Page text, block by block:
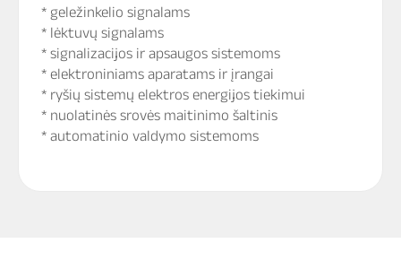
* geležinkelio signalams
* lėktuvų signalams
* signalizacijos ir apsaugos sistemoms
* elektroniniams aparatams ir įrangai
* ryšių sistemų elektros energijos tiekimui
* nuolatinės srovės maitinimo šaltinis
* automatinio valdymo sistemoms